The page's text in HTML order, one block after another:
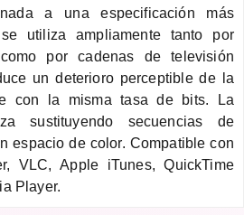
a una especificación más
utiliza ampliamente tanto por
por cadenas de televisión
un deterioro perceptible de la
con la misma tasa de bits. La
sustituyendo secuencias de
espacio de color. Compatible con
VLC, Apple iTunes, QuickTime
Player.